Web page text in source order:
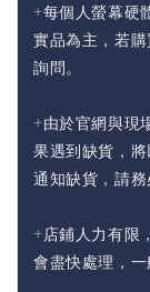
+每個人螢幕硬
實品為主，若
詢問。
+由於官網與現
果遇到缺貨，
通知缺貨，請
+店鋪人力有限
會盡快處理，一